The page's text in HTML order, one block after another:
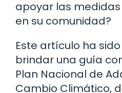
apoyar las
en su comunidad?
Este artículo ha
brindar una guía
Plan Nacional de
Cambio Climático,